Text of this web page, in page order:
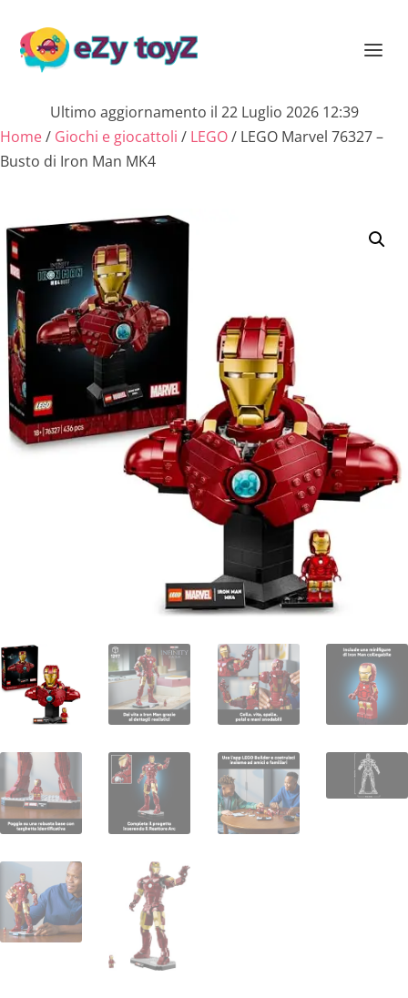
Ultimo aggiornamento il 22 Luglio 2026 12:39
Home/ Giochi e giocattoli / LEGO/ LEGO Marvel 76327 –
Busto di Iron Man MK4